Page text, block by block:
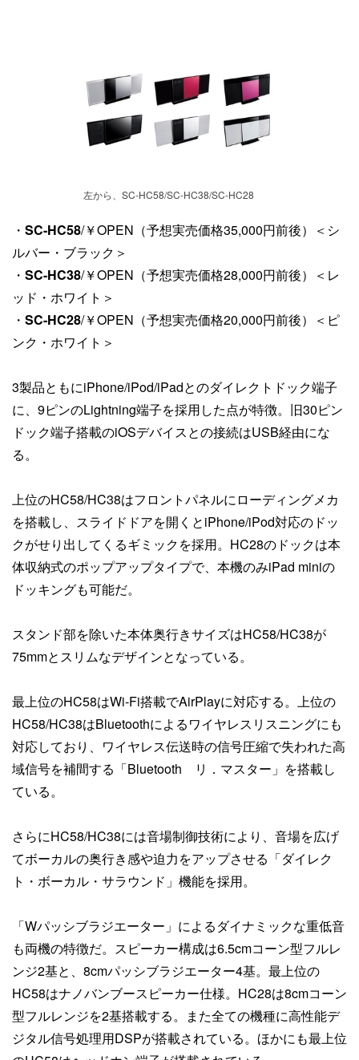
左から、SC-HC58/SC-HC38/SC-HC28
・ SC-HC58/￥OPEN（予想実売価格35,000円前後）＜シ
ルバー・ブラック＞
・ SC-HC38/￥OPEN（予想実売価格28,000円前後）＜レ
ッド・ホワイト＞
・ SC-HC28/￥OPEN（予想実売価格20,000円前後）＜ピ
ンク・ホワイト＞
3製品ともにiPhone/iPod/iPadとのダイレクトドック端子
に、9ピンのLightning端子を採用した点が特徴。旧30ピン
ドック端子搭載のiOSデバイスとの接続はUSB経由にな
る。
上位のHC58/HC38はフロントパネルにローディングメカ
を搭載し、スライドドアを開くとiPhone/iPod対応のドッ
クがせり出してくるギミックを採用。HC28のドックは本
体収納式のポップアップタイプで、本機のみiPad miniの
ドッキングも可能だ。
スタンド部を除いた本体奥行きサイズはHC58/HC38が
75mmとスリムなデザインとなっている。
最上位のHC58はWi-Fi搭載でAirPlayに対応する。上位の
HC58/HC38はBluetoothによるワイヤレスリスニングにも
対応しており、ワイヤレス伝送時の信号圧縮で失われた高
域信号を補間する「Bluetooth リ．マスター」を搭載し
ている。
さらにHC58/HC38には音場制御技術により、音場を広げ
てボーカルの奥行き感や迫力をアップさせる「ダイレク
ト・ボーカル・サラウンド」機能を採用。
「Wパッシブラジエーター」によるダイナミックな重低音
も両機の特徴だ。スピーカー構成は6.5cmコーン型フルレ
ンジ2基と、8cmパッシブラジエーター4基。最上位の
HC58はナノバンブースピーカー仕様。HC28は8cmコーン
型フルレンジを2基搭載する。また全ての機種に高性能デ
ジタル信号処理用DSPが搭載されている。ほかにも最上位